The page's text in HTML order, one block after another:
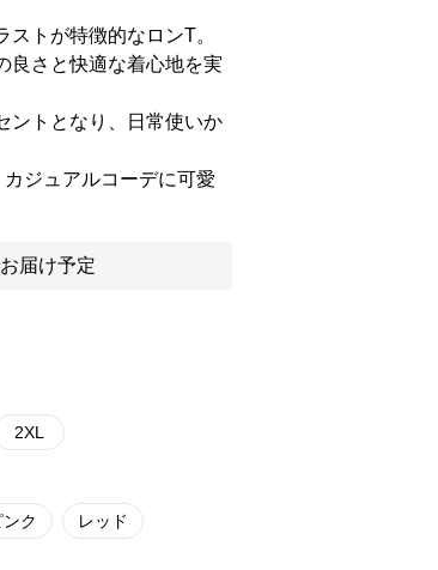
トが特徴的なロンT。
良さと快適な着心地を実
ントとなり、日常使いか
ジュアルコーデに可愛
届け予定
2XL
ンク レッド